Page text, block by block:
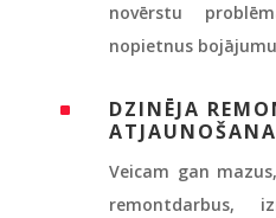
novērstu
nopietnus
^
DZINĒJA
ATJAUNOŠANA
Veicam gan
remontdarbus,